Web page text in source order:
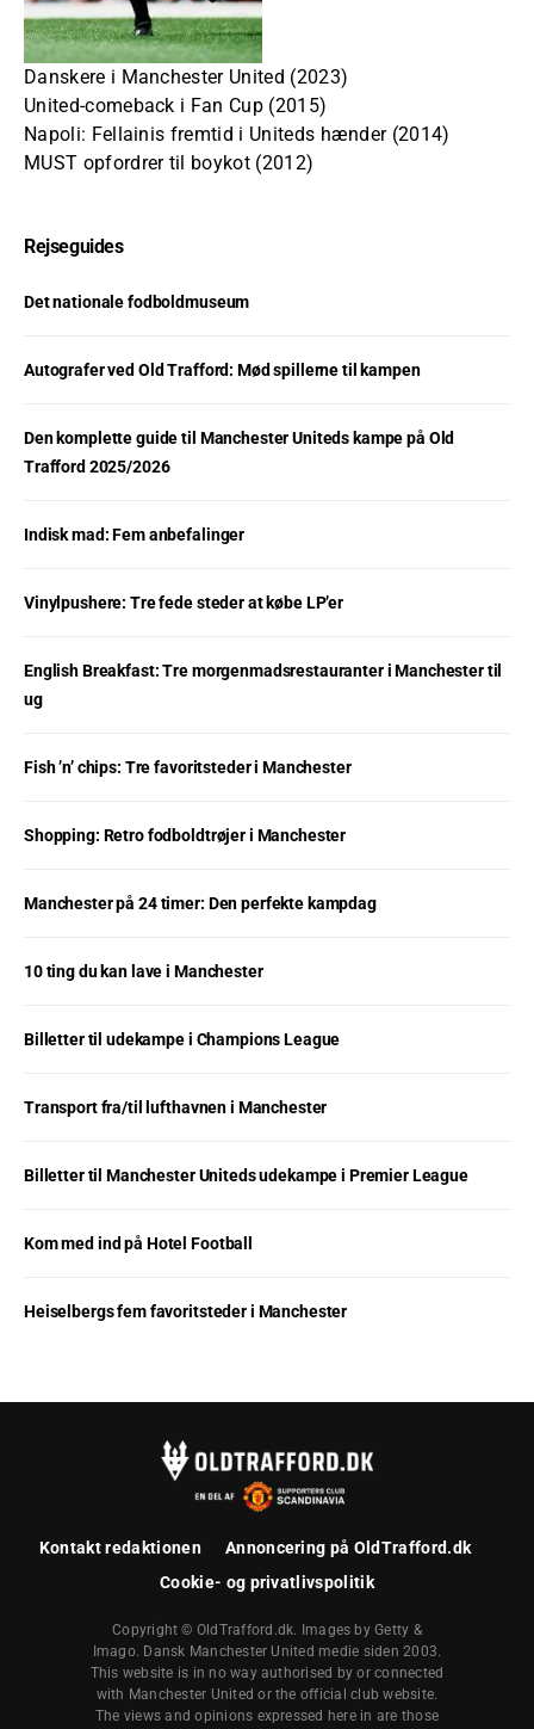
Danskere i Manchester United (2023)
United-comeback i Fan Cup (2015)
Napoli: Fellainis fremtid i Uniteds hænder (2014)
MUST opfordrer til boykot (2012)
Rejseguides
Det nationale fodboldmuseum
Autografer ved Old Trafford: Mød spillerne til kampen
Den komplette guide til Manchester Uniteds kampe på Old
Trafford 2025/2026
Indisk mad: Fem anbefalinger
Vinylpushere: Tre fede steder at købe LP’er
English Breakfast: Tre morgenmadsrestauranter i Manchester til
ug
Fish ’n’ chips: Tre favoritsteder i Manchester
Shopping: Retro fodboldtrøjer i Manchester
Manchester på 24 timer: Den perfekte kampdag
10 ting du kan lave i Manchester
Billetter til udekampe i Champions League
Transport fra/til lufthavnen i Manchester
Billetter til Manchester Uniteds udekampe i Premier League
Kom med ind på Hotel Football
Heiselbergs fem favoritsteder i Manchester
Kontakt redaktionen
Annoncering på OldTrafford.dk
Cookie- og privatlivspolitik
Copyright © OldTrafford.dk. Images by Getty &
Imago. Dansk Manchester United medie siden 2003.
This website is in no way authorised by or connected
with Manchester United or the official club website.
The views and opinions expressed here in are those